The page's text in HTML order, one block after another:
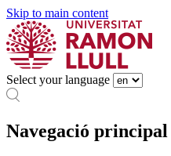
Skip to main content
Select your language
Navegació principal